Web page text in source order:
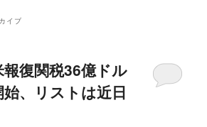
イブ
復関税36億ドル
、リストは近日